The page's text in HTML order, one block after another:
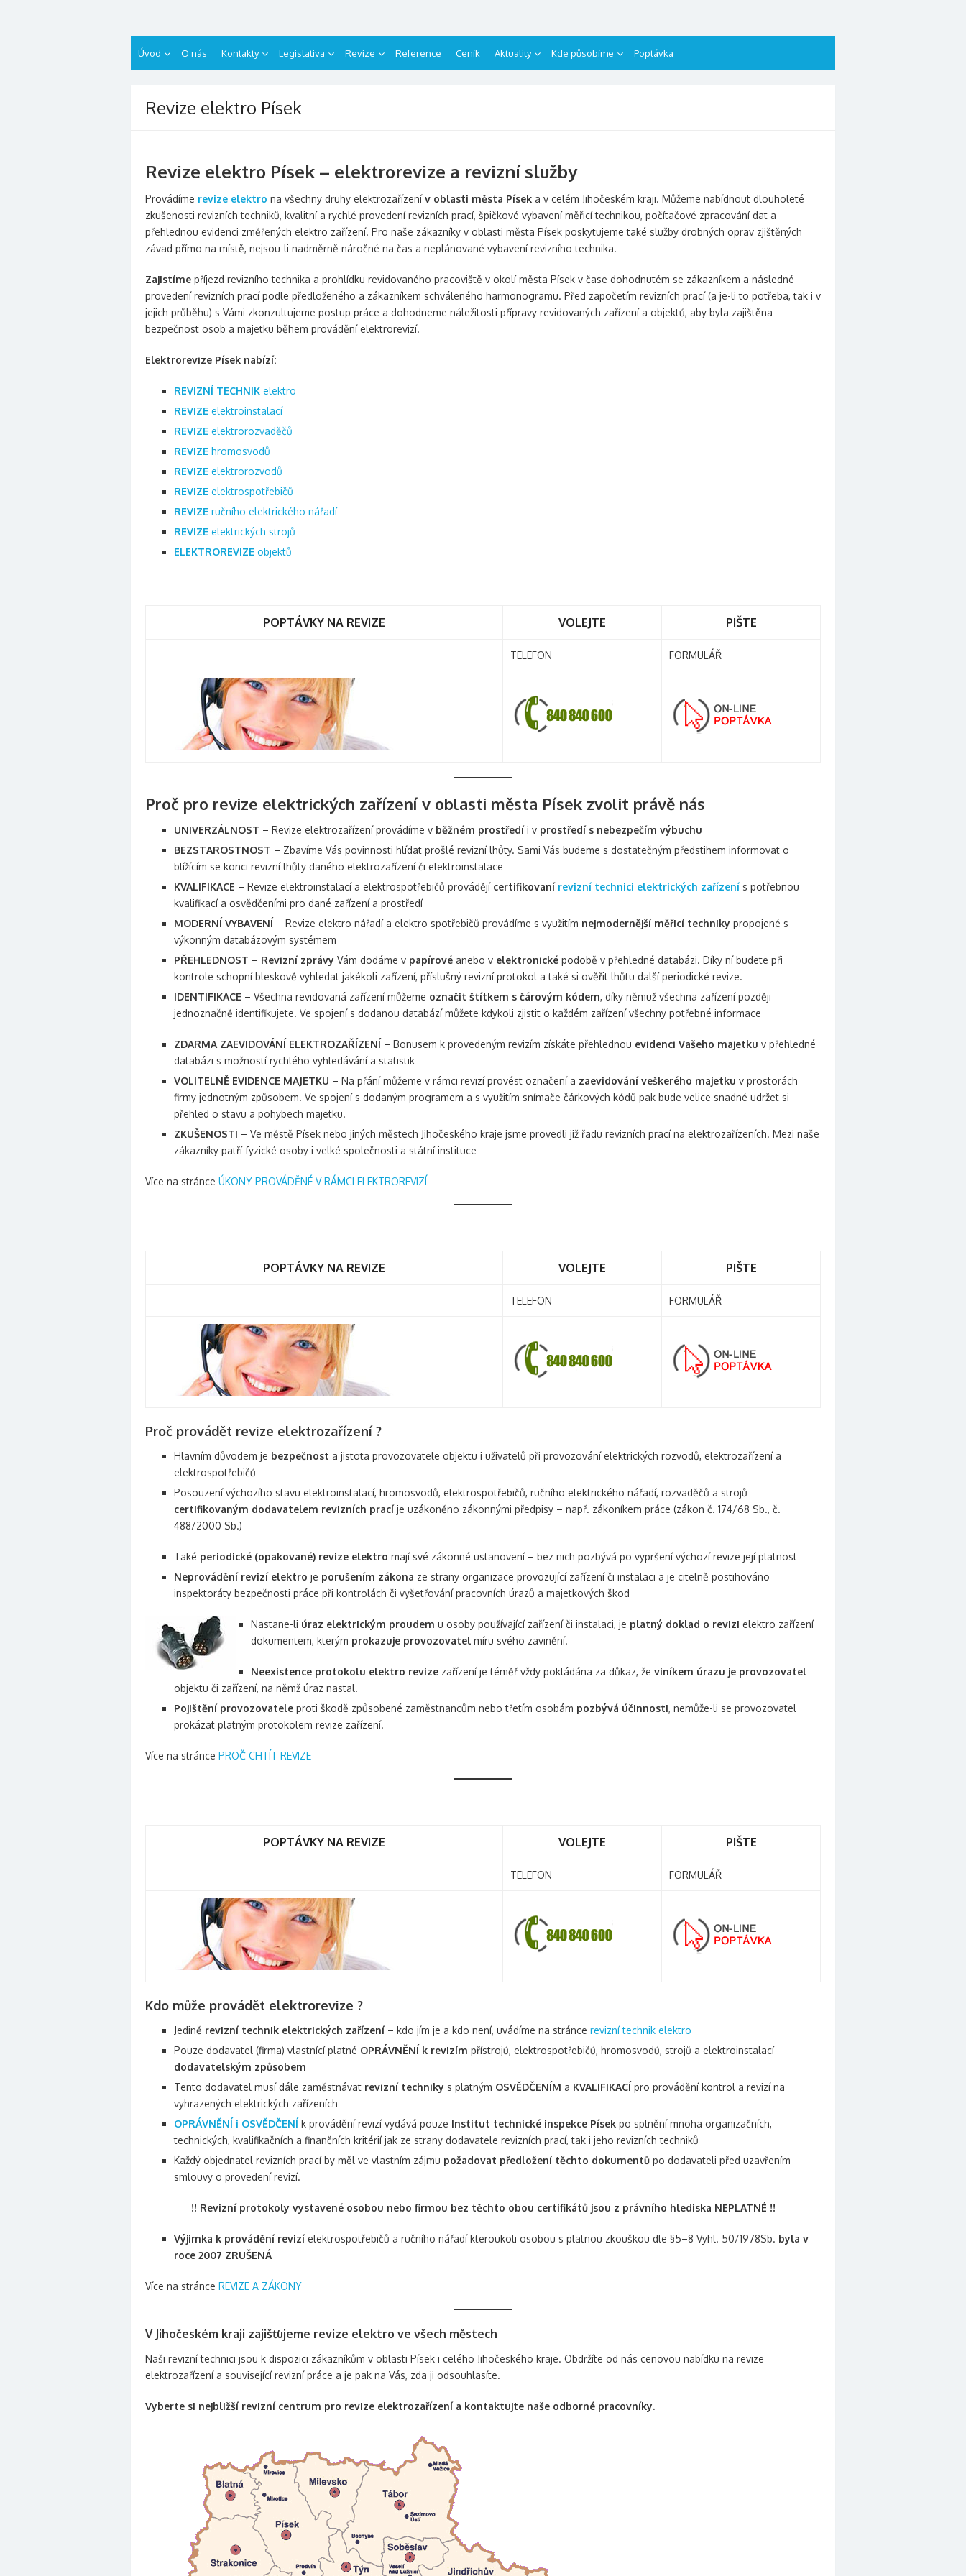
Úvod O nás Kontakty Legislativa Revize Reference Ceník Aktuality Kde působíme Poptávka
Revize elektro Písek
Revize elektro Písek – elektrorevize a revizní služby
Provádíme revize elektro na všechny druhy elektrozařízenív oblasti města Písek a v celém Jihočeském kraji. Můžeme nabídnout dlouholeté
zkušenosti revizních techniků, kvalitní a rychlé provedení revizních prací, špičkové vybavení měřicí technikou, počítačové zpracování dat a
přehlednou evidenci změřených elektro zařízení. Pro naše zákazníky v oblasti města Písek poskytujeme také služby drobných oprav zjištěných
závad přímo na místě, nejsou-li nadměrně náročné na čas a neplánované vybavení revizního technika.
Zajistíme příjezd revizního technika a prohlídku revidovaného pracoviště v okolí města Písek v čase dohodnutém se zákazníkem a následné
provedení revizních prací podle předloženého a zákazníkem schváleného harmonogramu. Před započetím revizních prací (a je-li to potřeba, tak i v
jejich průběhu) s Vámi zkonzultujeme postup práce a dohodneme náležitosti přípravy revidovaných zařízení a objektů, aby byla zajištěna
bezpečnost osob a majetku během provádění elektrorevizí.
Elektrorevize Písek nabízí:
REVIZNÍ TECHNIK elektro
REVIZE elektroinstalací
REVIZE elektrorozvaděčů
REVIZE hromosvodů
REVIZE elektrorozvodů
REVIZE elektrospotřebičů
REVIZE ručního elektrického nářadí
REVIZE elektrických strojů
ELEKTROREVIZE objektů
POPTÁVKY NA REVIZE VOLEJTE PIŠTE
TELEFON FORMULÁŘ
Proč pro revize elektrických zařízení v oblasti města Písek zvolit právě nás
UNIVERZÁLNOST – Revize elektrozařízení provádíme v běžném prostředíi v prostředí s nebezpečím výbuchu
BEZSTAROSTNOST – Zbavíme Vás povinnosti hlídat prošlé revizní lhůty. Sami Vás budeme s dostatečným předstihem informovat o
blížícím se konci revizní lhůty daného elektrozařízení či elektroinstalace
KVALIFIKACE – Revize elektroinstalací a elektrospotřebičů provádějí certifikovaní revizní technici elektrických zařízenís potřebnou
kvalifikací a osvědčeními pro dané zařízení a prostředí
MODERNÍ VYBAVENÍ – Revize elektro nářadí a elektro spotřebičů provádíme s využitím nejmodernější měřicí techniky propojené s
výkonným databázovým systémem
PŘEHLEDNOST – Revizní zprávy Vám dodáme v papírové anebo v elektronické podobě v přehledné databázi. Díky ní budete při
kontrole schopní bleskově vyhledat jakékoli zařízení, příslušný revizní protokol a také si ověřit lhůtu další periodické revize.
IDENTIFIKACE – Všechna revidovaná zařízení můžeme označit štítkem s čárovým kódem, díky němuž všechna zařízení později
jednoznačně identifikujete. Ve spojení s dodanou databází můžete kdykoli zjistit o každém zařízení všechny potřebné informace
ZDARMA ZAEVIDOVÁNÍ ELEKTROZAŘÍZENÍ – Bonusem k provedeným revizím získáte přehlednou evidenci Vašeho majetku v přehledné
databázi s možností rychlého vyhledávání a statistik
VOLITELNĚ EVIDENCE MAJETKU – Na přání můžeme v rámci revizí provést označení a zaevidování veškerého majetku v prostorách
firmy jednotným způsobem. Ve spojení s dodaným programem a s využitím snímače čárkových kódů pak bude velice snadné udržet si
přehled o stavu a pohybech majetku.
ZKUŠENOSTI – Ve městě Písek nebo jiných městech Jihočeského kraje jsme provedli již řadu revizních prací na elektrozařízeních. Mezi naše
zákazníky patří fyzické osoby i velké společnosti a státní instituce
Více na stránce ÚKONY PROVÁDĚNÉ V RÁMCI ELEKTROREVIZÍ
POPTÁVKY NA REVIZE VOLEJTE PIŠTE
TELEFON FORMULÁŘ
Proč provádět revize elektrozařízení ?
Hlavním důvodem je bezpečnost a jistota provozovatele objektu i uživatelů při provozování elektrických rozvodů, elektrozařízení a
elektrospotřebičů
Posouzení výchozího stavu elektroinstalací, hromosvodů, elektrospotřebičů, ručního elektrického nářadí, rozvaděčů a strojů
certifikovaným dodavatelem revizních pracíje uzákoněno zákonnými předpisy – např. zákoníkem práce (zákon č. 174/68 Sb., č.
488/2000 Sb.)
Také periodické (opakované) revize elektro mají své zákonné ustanovení – bez nich pozbývá po vypršení výchozí revize její platnost
Neprovádění revizí elektro je porušením zákona ze strany organizace provozující zařízení či instalaci a je citelně postihováno
inspektoráty bezpečnosti práce při kontrolách či vyšetřování pracovních úrazů a majetkových škod
Nastane-li úraz elektrickým proudem u osoby používající zařízení či instalaci, je platný doklad o revizi elektro zařízení
dokumentem, kterým prokazuje provozovatel míru svého zavinění.
Neexistence protokolu elektro revize zařízení je téměř vždy pokládána za důkaz, že viníkem úrazu je provozovatel
objektu či zařízení, na němž úraz nastal.
Pojištění provozovatele proti škodě způsobené zaměstnancům nebo třetím osobám pozbývá účinnosti, nemůže-li se provozovatel
prokázat platným protokolem revize zařízení.
Více na stránce PROČ CHTÍT REVIZE
POPTÁVKY NA REVIZE VOLEJTE PIŠTE
TELEFON FORMULÁŘ
Kdo může provádět elektrorevize ?
Jedině revizní technik elektrických zařízení– kdo jím je a kdo není, uvádíme na stránce revizní technik elektro
Pouze dodavatel (firma) vlastnící platné OPRÁVNĚNÍ k revizím přístrojů, elektrospotřebičů, hromosvodů, strojů a elektroinstalací
dodavatelským způsobem
Tento dodavatel musí dále zaměstnávat revizní techniky s platným OSVĚDČENÍM a KVALIFIKACÍ pro provádění kontrol a revizí na
vyhrazených elektrických zařízeních
OPRÁVNĚNÍ i OSVĚDČENÍ k provádění revizí vydává pouze Institut technické inspekce Písek po splnění mnoha organizačních,
technických, kvalifikačních a finančních kritérií jak ze strany dodavatele revizních prací, tak i jeho revizních techniků
Každý objednatel revizních prací by měl ve vlastním zájmu požadovat předložení těchto dokumentů po dodavateli před uzavřením
smlouvy o provedení revizí.
!! Revizní protokoly vystavené osobou nebo firmou bez těchto obou certifikátů jsou z právního hlediska NEPLATNÉ !!
Výjimka k provádění revizíelektrospotřebičů a ručního nářadí kteroukoli osobou s platnou zkouškou dle §5–8 Vyhl. 50/1978Sb. byla v
roce 2007 ZRUŠENÁ
Více na stránce REVIZE A ZÁKONY
V Jihočeském kraji zajišťujeme revize elektro ve všech městech
Naši revizní technici jsou k dispozici zákazníkům v oblasti Písek i celého Jihočeského kraje. Obdržíte od nás cenovou nabídku na revize
elektrozařízení a související revizní práce a je pak na Vás, zda ji odsouhlasíte.
Vyberte si nejbližší revizní centrum pro revize elektrozařízení a kontaktujte naše odborné pracovníky.